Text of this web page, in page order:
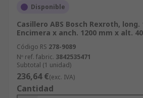
Disponible
Casillero ABS Bosch Rexroth, long.
Encimera x anch. 1200 mm x alt.
Código RS 278-9089
Nº ref. fabric. 3842535471
Subtotal (1 unidad)
236,64 €(exc. IVA)
Cantidad